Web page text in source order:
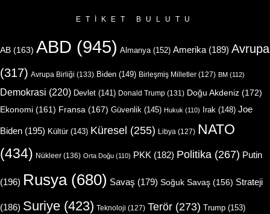
ETIKET BULUTU
AB (163) ABD (945) Almanya (152) Amerika (189) Avrupa
(317) Avrupa Birliği (133) Biden (149) Birleşmiş Milletler (127) BM (112)
Demokrasi (220) Devlet (141) Donald Trump (131) Doğu Akdeniz (172)
Ekonomi (161) Fransa (167) Güvenlik (145) Hukuk (110) Irak (148) Joe
Biden (195) Kültür(143) Küresel (255) Libya (127) NATO
(434) Nükleer (136) Orta Doğu (110) PKK (182) Politika (267) Putin
(196) Rusya(680) Savaş (179) Soğuk Savaş (156) Strateji
(186) Suriye (423) Teknoloji (127) Terör (273) Trump (153)